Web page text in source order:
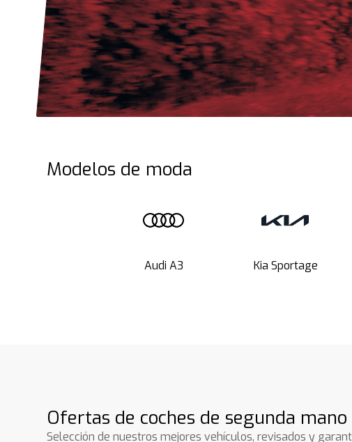
Modelos de moda
Audi A3 Kia Sportage
Ofertas de coches de segunda
Selección de nuestros mejores vehículos, revisados y